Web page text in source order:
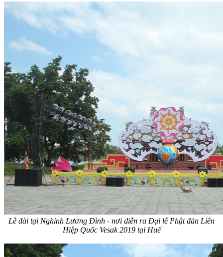
Lễ đài tại Nghinh Lương Đình - nơi diễn ra Đại lễ Phật đản Liên
Hiệp Quốc Vesak 2019 tại Huế